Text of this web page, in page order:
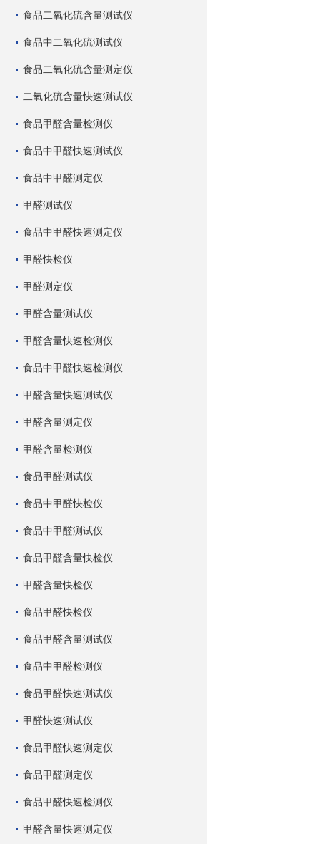
食品二氧化硫含量测试仪
食品中二氧化硫测试仪
食品二氧化硫含量测定仪
二氧化硫含量快速测试仪
食品甲醛含量检测仪
食品中甲醛快速测试仪
食品中甲醛测定仪
甲醛测试仪
食品中甲醛快速测定仪
甲醛快检仪
甲醛测定仪
甲醛含量测试仪
甲醛含量快速检测仪
食品中甲醛快速检测仪
甲醛含量快速测试仪
甲醛含量测定仪
甲醛含量检测仪
食品甲醛测试仪
食品中甲醛快检仪
食品中甲醛测试仪
食品甲醛含量快检仪
甲醛含量快检仪
食品甲醛快检仪
食品甲醛含量测试仪
食品中甲醛检测仪
食品甲醛快速测试仪
甲醛快速测试仪
食品甲醛快速测定仪
食品甲醛测定仪
食品甲醛快速检测仪
甲醛含量快速测定仪